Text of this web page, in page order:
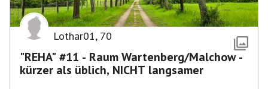
Lothar01, 70
"REHA" #11 - Raum Wartenberg/Malchow -
kürzer als üblich, NICHT langsamer